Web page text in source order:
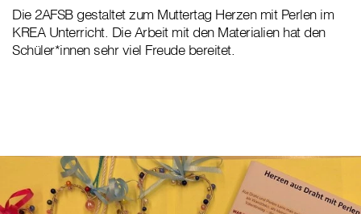
Die 2AFSB gestaltet zum Muttertag Herzen mit Perlen im
KREA Unterricht. Die Arbeit mit den Materialien hat den
Schüler*innen sehr viel Freude bereitet.